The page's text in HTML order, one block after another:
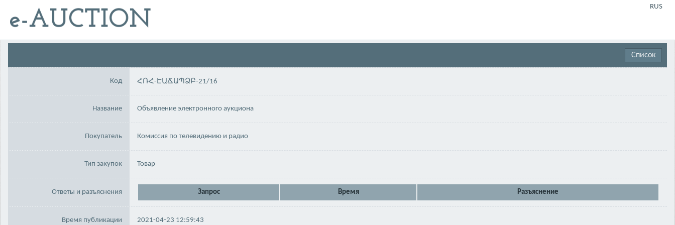
RUS
Список
Код ՀՌՀ-ԷԱՃԱՊՁԲ-21/16
Название Объявление электронного аукциона
Покупатель Комиссия по телевидению и радио
Тип закупок Товар
Ответы и разъяснения Запрос Время Разъяснение
Время публикации 2021-04-23 12:59:43